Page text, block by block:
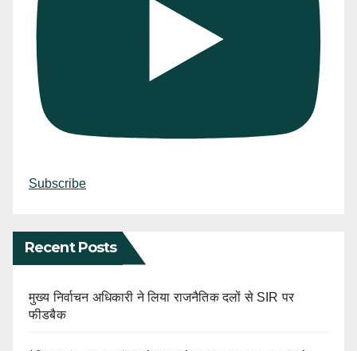
Subscribe
Recent Posts
मुख्य निर्वाचन अधिकारी ने लिया राजनैतिक दलों से SIR पर
फीडबैक